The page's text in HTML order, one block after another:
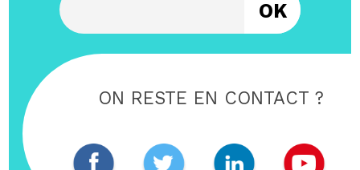
ON RESTE EN CONTACT ?